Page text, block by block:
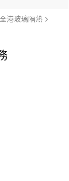
全港玻璃隔熱